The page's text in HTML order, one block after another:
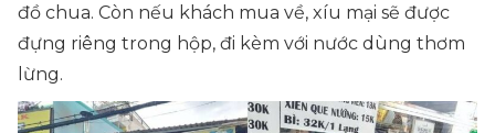
đồ chua. Còn nếu khách mua về, xíu mại sẽ được
đựng riêng trong hộp, đi kèm với nước dùng thơm
lừng.